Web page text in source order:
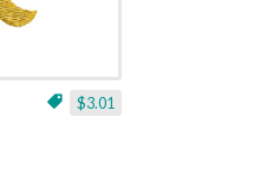
$3.01